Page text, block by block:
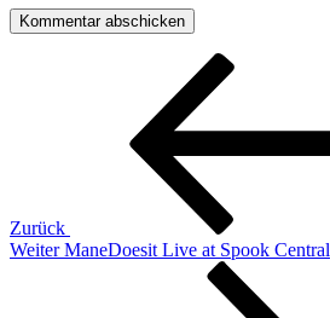
Beitragsnavigation
Zurück
Nächster
Weiter ManeDoesit Live at Spook Central